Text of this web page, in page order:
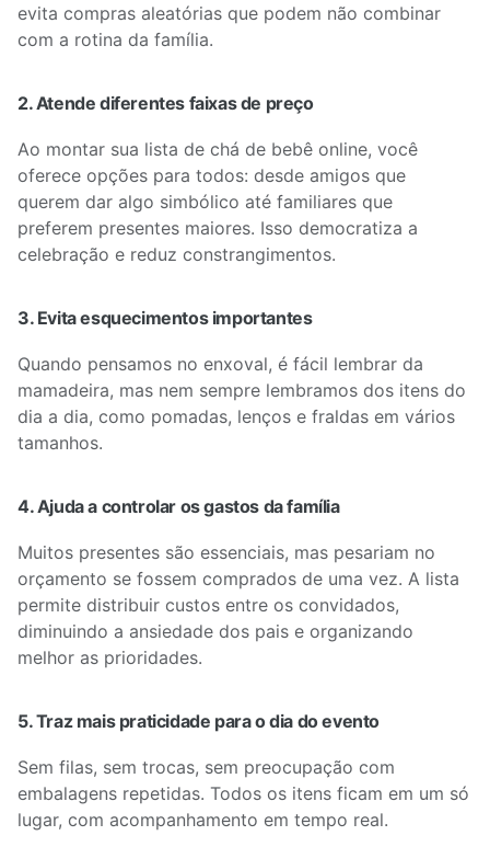
evita compras aleatórias que podem não combinar
com a rotina da família.
2. Atende diferentes faixas de preço
Ao montar sua lista de chá de bebê online, você
oferece opções para todos: desde amigos que
querem dar algo simbólico até familiares que
preferem presentes maiores. Isso democratiza a
celebração e reduz constrangimentos.
3. Evita esquecimentos importantes
Quando pensamos no enxoval, é fácil lembrar da
mamadeira, mas nem sempre lembramos dos itens do
dia a dia, como pomadas, lenços e fraldas em vários
tamanhos.
4. Ajuda a controlar os gastos da família
Muitos presentes são essenciais, mas pesariam no
orçamento se fossem comprados de uma vez. A lista
permite distribuir custos entre os convidados,
diminuindo a ansiedade dos pais e organizando
melhor as prioridades.
5. Traz mais praticidade para o dia do evento
Sem filas, sem trocas, sem preocupação com
embalagens repetidas. Todos os itens ficam em um só
lugar, com acompanhamento em tempo real.